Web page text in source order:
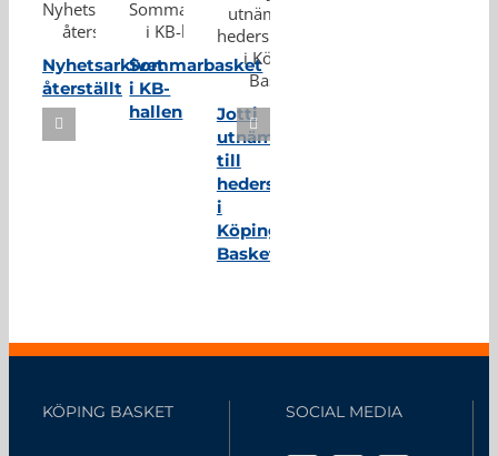
Nyhetsarkivet
återställt
Sommarbasket
i KB-
hallen
Jotti
utnämnd
till
hedersmedlem
i
Köping
Basket
KÖPING BASKET SOCIAL MEDIA